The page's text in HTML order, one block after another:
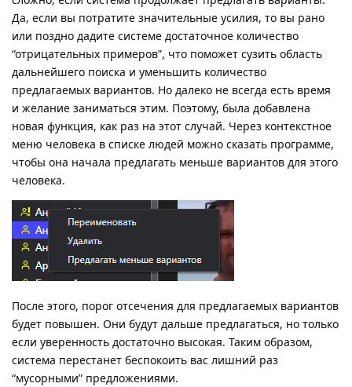
Да, если вы потратите значительные усилия, то вы рано
или поздно дадите системе достаточное количество
“отрицательных примеров”, что поможет сузить область
дальнейшего поиска и уменьшить количество
предлагаемых вариантов. Но далеко не всегда есть время
и желание заниматься этим. Поэтому, была добавлена
новая функция, как раз на этот случай. Через контекстное
меню человека в списке людей можно сказать программе,
чтобы она начала предлагать меньше вариантов для этого
человека.
После этого, порог отсечения для предлагаемых вариантов
будет повышен. Они будут дальше предлагаться, но только
если уверенность достаточно высокая. Таким образом,
система перестанет беспокоить вас лишний раз
“мусорными” предложениями.